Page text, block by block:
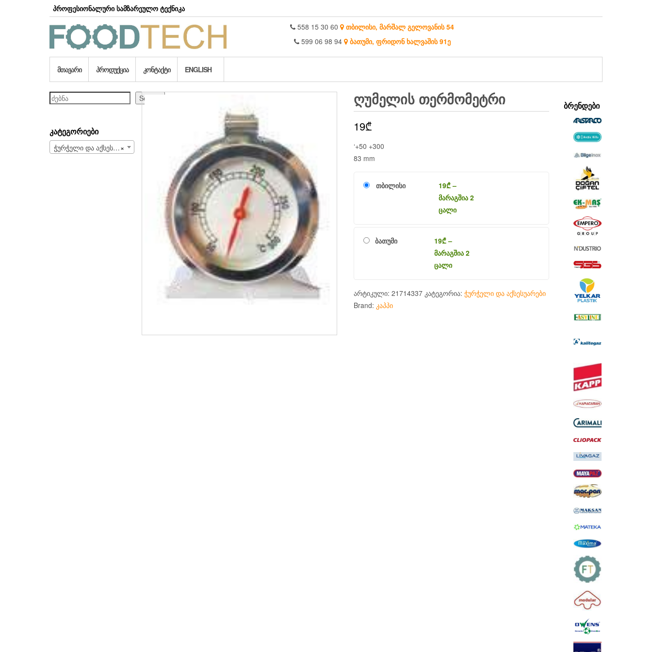
პროფესიონალური სამზარეულო ტექნიკა
558 15 30 60
თბილისი, მარშალ გელოვანის 54
599 06 98 94
ბათუმი, ფრიდონ ხალვაშის 91ე
ᲛᲗᲐᲕᲐᲠᲘ ᲞᲠᲝᲓᲣᲥᲪᲘᲐ ᲙᲝᲜᲢᲐᲥᲢᲘ ENGLISH
ძებნა Search
ᲙᲐᲢᲔᲒᲝᲠᲘᲔᲑᲘ
×
ჭურჭელი და აქსესუარები (228)
ᲦᲣᲛᲔᲚᲘᲡ ᲗᲔᲠᲛᲝᲛᲔᲢᲠᲘ
19₾
‘+50 +300
83 mm
თბილისი 19₾–
მარაგშია 2
ცალი
ბათუმი 19₾–
მარაგშია 2
ცალი
არტიკული: 21714337 კატეგორია: ჭურჭელი და აქსესუარები
Brand: კაპპი
ᲑᲠᲔᲜᲓᲔᲑᲘ